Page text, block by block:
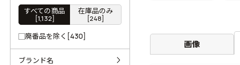
画像
すべての商品
[1,132]
在庫品のみ
[248]
廃番品を除く[430]
ブランド名